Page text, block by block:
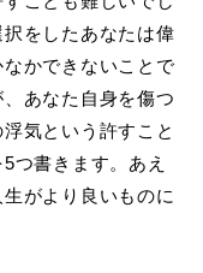
をしたあなたは偉
かできないことで
あなた自身を傷つ
気という許すこと
つ書きます。あえ
がより良いものに